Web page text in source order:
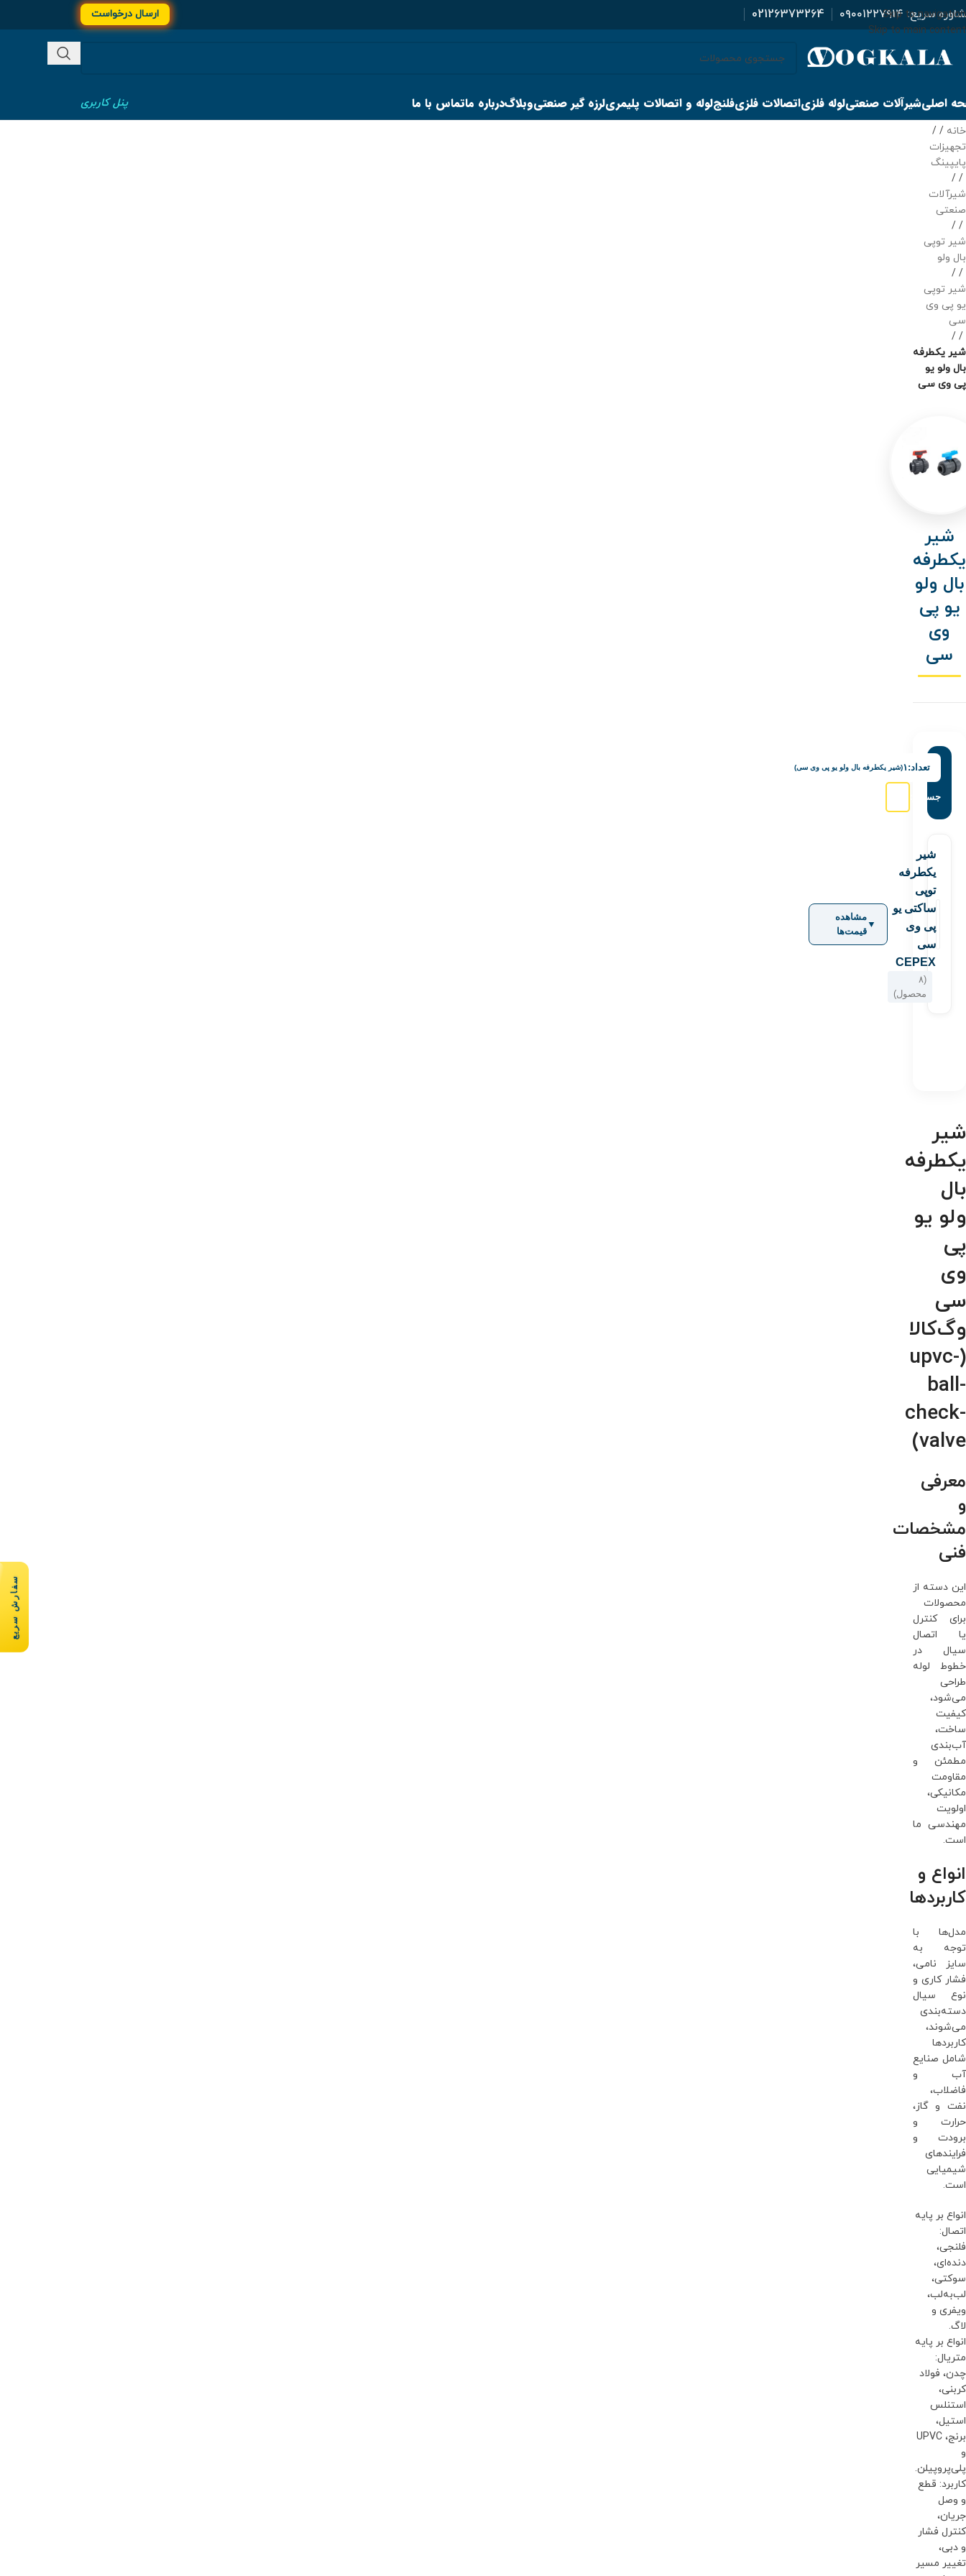
Skip to navigation
Skip to main content
سریع:۰۹۰۰۱۲۲۷۹۱۴ 02126373264 ارسال درخواست
اصلیشیرآلات صنعتیلوله فلزیاتصالات فلزیفلنجلوله و اتصالات پلیمریلرزه گیر صنعتیوبلاگدرباره ماتماس با ما پنل کاربری
خانه /
تجهیزات
پایپینگ
/
شیرآلات
صنعتی
/
شیر توپی
بال ولو
/
شیر توپی
یو پی وی
سی
/
شیر یکطرفه
بال ولو یو
پی وی سی
شیر
یکطرفه
بال ولو
یو پی
وی
سی
تعداد: ۱(شیر یکطرفه بال ولو یو پی وی سی)
جستجو:
شیر
یکطرفه
توپی
ساکتی یو
پی وی
سی
CEPEX
(۸
محصول)
▼
مشاهده
قیمت‌ها
شیر
یکطرفه
بال
ولو یو
پی
وی
سی
وگ‌کالا
(upvc-
ball-
check-
valve)
معرفی
و
مشخصات
فنی
این دسته از
محصولات
برای کنترل
یا اتصال
سیال در
خطوط لوله
طراحی
می‌شود،
کیفیت
ساخت،
آب‌بندی
مطمئن و
مقاومت
مکانیکی،
اولویت
مهندسی ما
است.
انواع و
کاربردها
مدل‌ها با
توجه به
سایز نامی،
فشار کاری و
نوع سیال
دسته‌بندی
می‌شوند،
کاربردها
شامل صنایع
آب و
فاضلاب،
نفت و گاز،
حرارت و
برودت و
فرایندهای
شیمیایی
است.
انواع بر پایه
اتصال:
فلنجی،
دنده‌ای،
سوکتی،
لب‌به‌لب،
ویفری و
لاگ.
انواع بر پایه
متریال:
چدن، فولاد
کربنی،
استنلس
استیل،
برنج، UPVC
و
پلی‌پروپیلن.
کاربرد: قطع
و وصل
جریان،
کنترل فشار
و دبی،
تغییر مسیر
سفارش سریع